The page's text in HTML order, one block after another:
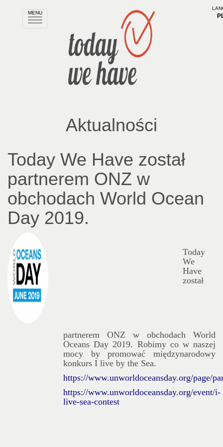
MENU
Rozwiń
Aktualności
Today We Have został
partnerem ONZ w
obchodach World Ocean
Day 2019.
Today
We
Have
został
partnerem ONZ w obchodach World
Oceans Day 2019. Robimy co w naszej
mocy by promować międzynarodowy
konkurs I live by the Sea.
https://www.unworldoceansday.org/page/
https://www.unworldoceansday.org/event/i-
live-sea-contest